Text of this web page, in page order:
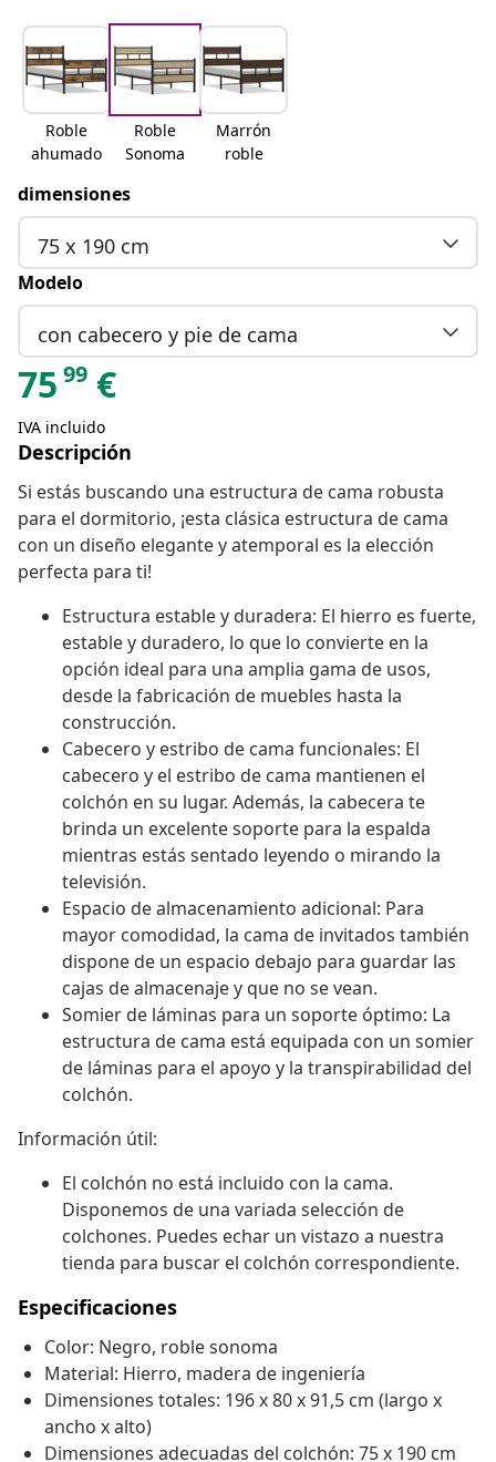
Roble
ahumado
Roble
Sonoma
Marrón
roble
dimensiones
75 x 190 cm
Modelo
con cabecero y pie de cama
75 99 €
IVA incluido
Descripción
Si estás buscando una estructura de cama robusta
para el dormitorio, ¡esta clásica estructura de cama
con un diseño elegante y atemporal es la elección
perfecta para ti!
Estructura estable y duradera: El hierro es fuerte,
estable y duradero, lo que lo convierte en la
opción ideal para una amplia gama de usos,
desde la fabricación de muebles hasta la
construcción.
Cabecero y estribo de cama funcionales: El
cabecero y el estribo de cama mantienen el
colchón en su lugar. Además, la cabecera te
brinda un excelente soporte para la espalda
mientras estás sentado leyendo o mirando la
televisión.
Espacio de almacenamiento adicional: Para
mayor comodidad, la cama de invitados también
dispone de un espacio debajo para guardar las
cajas de almacenaje y que no se vean.
Somier de láminas para un soporte óptimo: La
estructura de cama está equipada con un somier
de láminas para el apoyo y la transpirabilidad del
colchón.
Información útil:
El colchón no está incluido con la cama.
Disponemos de una variada selección de
colchones. Puedes echar un vistazo a nuestra
tienda para buscar el colchón correspondiente.
Especificaciones
Color: Negro, roble sonoma
Material: Hierro, madera de ingeniería
Dimensiones totales: 196 x 80 x 91,5 cm (largo x
ancho x alto)
Dimensiones adecuadas del colchón: 75 x 190 cm